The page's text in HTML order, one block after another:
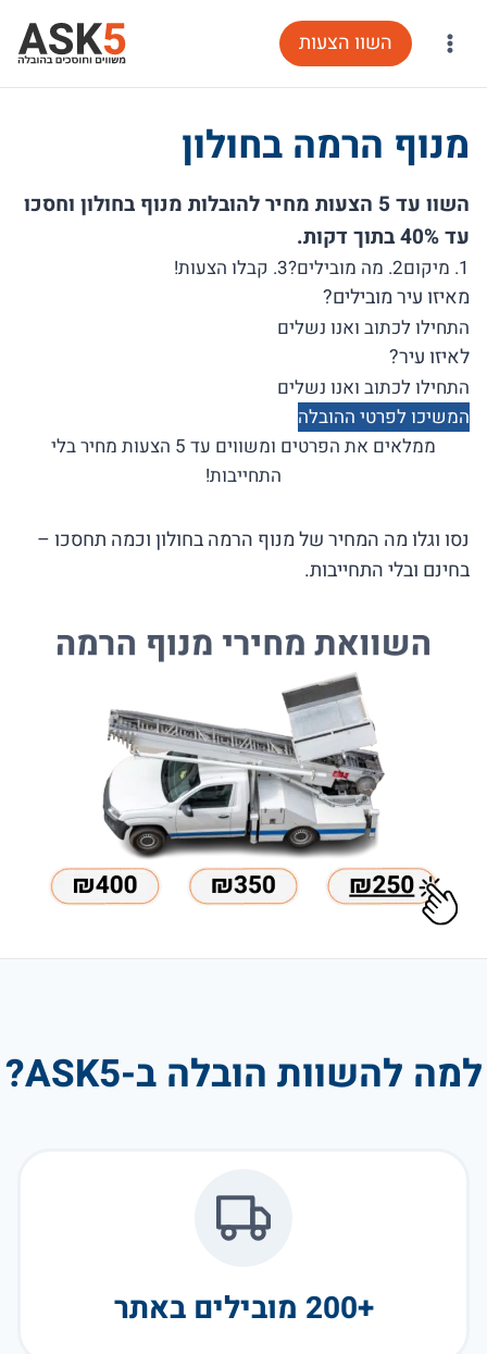
השוו הצעות
מנוף הרמה בחולון
השוו עד 5 הצעות מחיר להובלות מנוף בחולון וחסכו
עד 40% בתוך דקות.
1. מיקום 2. מה מובילים? 3. קבלו הצעות!
מאיזו עיר מובילים?
לאיזו עיר?
המשיכו לפרטי ההובלה
ממלאים את הפרטים ומשווים עד 5 הצעות מחיר בלי
התחייבות!
נסו וגלו מה המחיר של מנוף הרמה בחולון וכמה תחסכו –
בחינם ובלי התחייבות.
למה להשוות הובלה ב-ASK5?
+200 מובילים באתר